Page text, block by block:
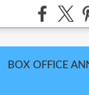
BOX OFFICE